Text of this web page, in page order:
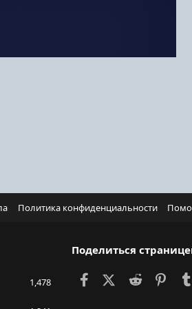
Политика конфиденциальности
1,478
Поделиться
FacebookX (Twitter)
Reddit